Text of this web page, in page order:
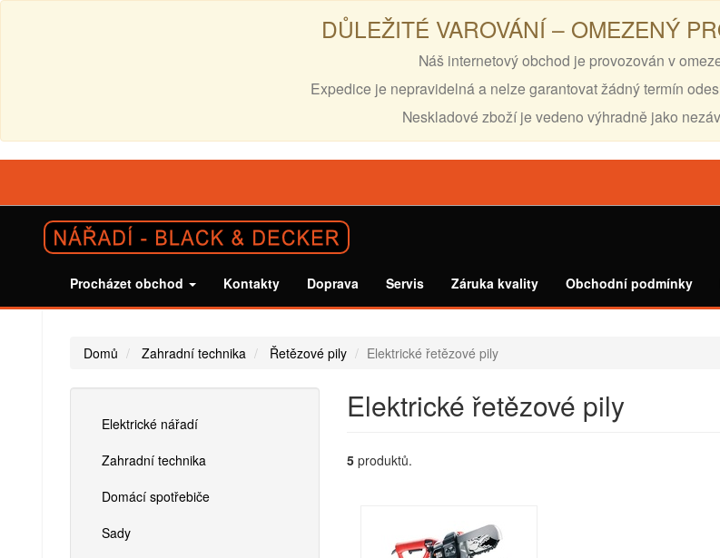
DŮLEŽITÉ VAROVÁNÍ – OMEZENÝ
Náš internetový obchod je provozován v
Expedice je nepravidelná a nelze garantovat žádný termín
Neskladové zboží je vedeno výhradně jako
Procházet obchod Kontakty Doprava Servis Záruka kvality Obchodní podmínky
Domů Zahradní technika Řetězové pily Elektrické řetězové pily
Elektrické nářadí
Zahradní technika
Domácí spotřebiče
Sady
Elektrické řetězové pily
5 produktů.